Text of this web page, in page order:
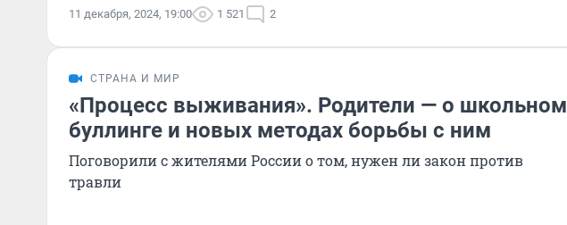
11 декабря, 2024, 19:00 1 521 2
СТРАНА И МИР
«Процесс выживания». Родители — о школьном
буллинге и новых методах борьбы с ним
Поговорили с жителями России о том, нужен ли закон против
травли